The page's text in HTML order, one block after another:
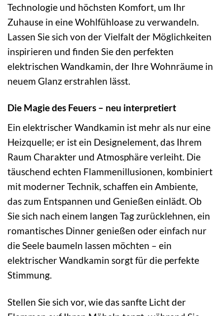
Technologie und höchsten Komfort, um Ihr
Zuhause in eine Wohlfühloase zu verwandeln.
Lassen Sie sich von der Vielfalt der Möglichkeiten
inspirieren und finden Sie den perfekten
elektrischen Wandkamin, der Ihre Wohnräume in
neuem Glanz erstrahlen lässt.
Die Magie des Feuers – neu interpretiert
Ein elektrischer Wandkamin ist mehr als nur eine
Heizquelle; er ist ein Designelement, das Ihrem
Raum Charakter und Atmosphäre verleiht. Die
täuschend echten Flammenillusionen, kombiniert
mit moderner Technik, schaffen ein Ambiente,
das zum Entspannen und Genießen einlädt. Ob
Sie sich nach einem langen Tag zurücklehnen, ein
romantisches Dinner genießen oder einfach nur
die Seele baumeln lassen möchten – ein
elektrischer Wandkamin sorgt für die perfekte
Stimmung.
Stellen Sie sich vor, wie das sanfte Licht der